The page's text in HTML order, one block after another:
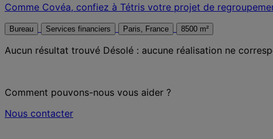
Comme Covéa, confiez à Tétris votre projet de
Bureau Services financiers Paris, France 8500 m²
Aucun résultat trouvé Désolé : aucune réalisation ne
Comment pouvons-nous vous aider ?
Nous contacter